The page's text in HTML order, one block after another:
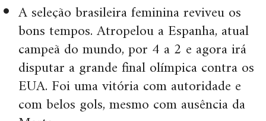
A seleção brasileira feminina reviveu os
bons tempos. Atropelou a Espanha, atual
campeã do mundo, por 4 a 2 e agora irá
disputar a grande final olímpica contra os
EUA. Foi uma vitória com autoridade e
com belos gols, mesmo com ausência da